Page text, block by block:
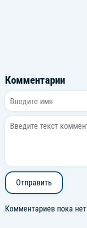
Комментарии
Отправить
Комментариев пока нет